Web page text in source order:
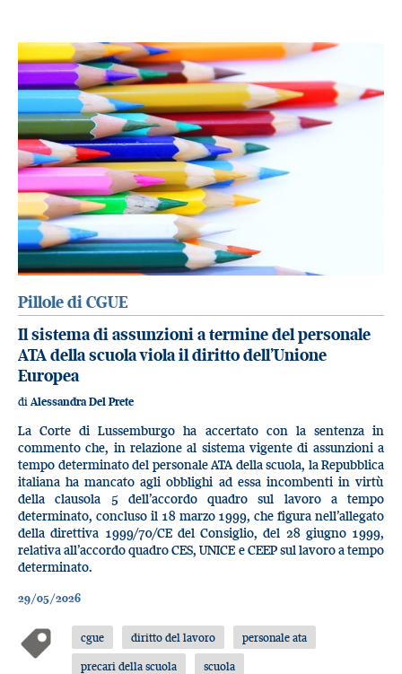
Pillole di CGUE
Il sistema di assunzioni a termine del personale
ATA della scuola viola il diritto dell’Unione
Europea
di Alessandra Del Prete
La Corte di Lussemburgo ha accertato con la sentenza in
commento che, in relazione al sistema vigente di assunzioni a
tempo determinato del personale ATA della scuola, la Repubblica
italiana ha mancato agli obblighi ad essa incombenti in virtù
della clausola 5 dell’accordo quadro sul lavoro a tempo
determinato, concluso il 18 marzo 1999, che figura nell’allegato
della direttiva 1999/70/CE del Consiglio, del 28 giugno 1999,
relativa all’accordo quadro CES, UNICE e CEEP sul lavoro a tempo
determinato.
29/05/2026
cgue diritto del lavoro
personale ata
precari della scuola
scuola